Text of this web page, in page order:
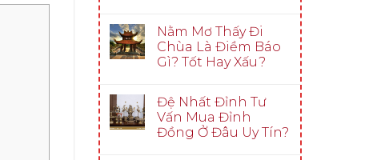
Nằm Mơ Thấy Đi
Chùa Là Điềm Báo
Gì? Tốt Hay Xấu?
Đệ Nhất Đỉnh Tư
Vấn Mua Đỉnh
Đồng Ở Đâu Uy Tín?